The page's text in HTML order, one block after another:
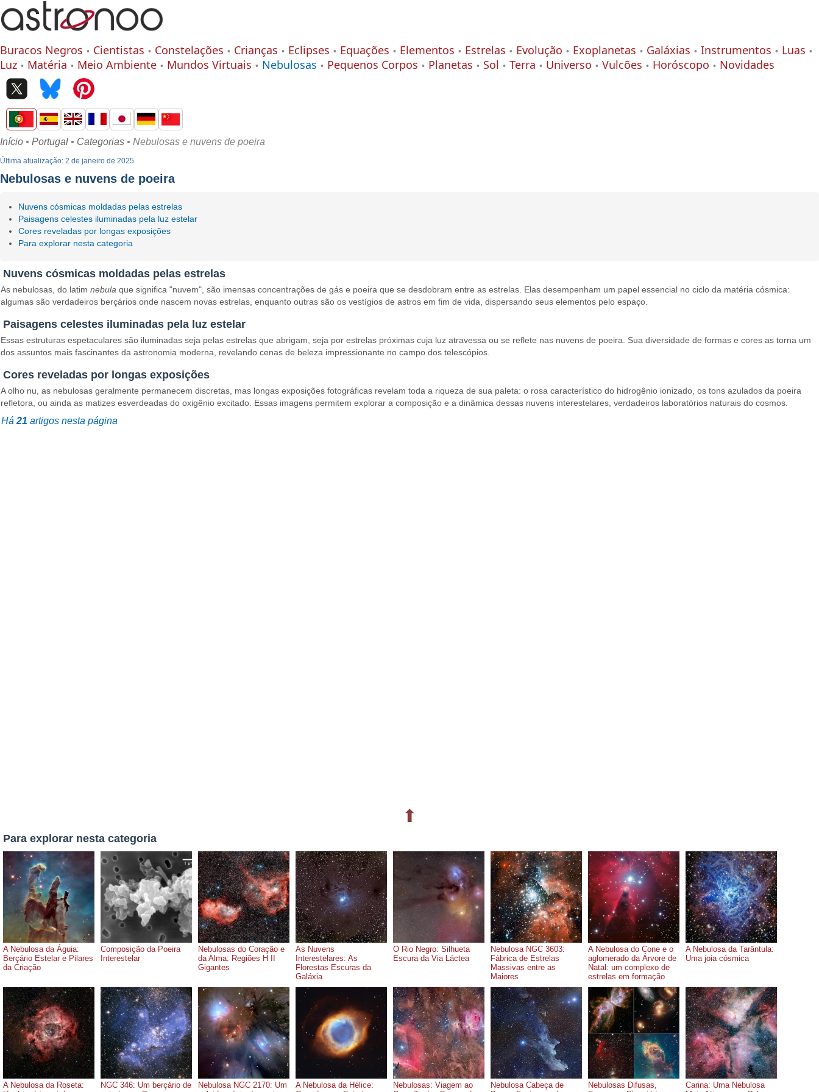
Buracos Negros Cientistas Constelações Crianças Eclipses Equações Elementos Estrelas Evolução Exoplanetas Galáxias Instrumentos
Luas
Luz
Matéria Meio Ambiente Mundos Virtuais Nebulosas Pequenos Corpos Planetas Sol Terra Universo Vulcões Horóscopo Novidades
Início • Portugal • Categorias • Nebulosas e nuvens de poeira
Última atualização: 2 de janeiro de 2025
Nebulosas e nuvens de poeira
Nuvens cósmicas moldadas pelas estrelas
Paisagens celestes iluminadas pela luz estelar
Cores reveladas por longas exposições
Para explorar nesta categoria
Nuvens cósmicas moldadas pelas estrelas
As nebulosas, do latimnebula que significa "nuvem", são imensas concentrações de gás e poeira que se desdobram entre as estrelas. Elas desempenham um papel essencial no ciclo da matéria cósmica:
algumas são verdadeiros berçários onde nascem novas estrelas, enquanto outras são os vestígios de astros em fim de vida, dispersando seus elementos pelo espaço.
Paisagens celestes iluminadas pela luz estelar
Essas estruturas espetaculares são iluminadas seja pelas estrelas que abrigam, seja por estrelas próximas cuja luz atravessa ou se reflete nas nuvens de poeira. Sua diversidade de formas e cores as torna um
dos assuntos mais fascinantes da astronomia moderna, revelando cenas de beleza impressionante no campo dos telescópios.
Cores reveladas por longas exposições
A olho nu, as nebulosas geralmente permanecem discretas, mas longas exposições fotográficas revelam toda a riqueza de sua paleta: o rosa característico do hidrogênio ionizado, os tons azulados da poeira
refletora, ou ainda as matizes esverdeadas do oxigênio excitado. Essas imagens permitem explorar a composição e a dinâmica dessas nuvens interestelares, verdadeiros laboratórios naturais do cosmos.
Há 21 artigos nesta página
⬆
Para explorar nesta categoria
A Nebulosa da Águia:
Berçário Estelar e Pilares
da Criação
Composição da Poeira
Interestelar
Nebulosas do Coração e
da Alma: Regiões H II
Gigantes
As Nuvens
Interestelares: As
Florestas Escuras da
Galáxia
O Rio Negro: Silhueta
Escura da Via Láctea
Nebulosa NGC 3603:
Fábrica de Estrelas
Massivas entre as
Maiores
A Nebulosa do Cone e o
aglomerado da Árvore de
Natal: um complexo de
estrelas em formação
A Nebulosa da Tarântula:
Uma joia cósmica
A Nebulosa da Roseta:
NGC 346: Um berçário de
Nebulosa NGC 2170: Um
A Nebulosa da Hélice:
Nebulosas: Viagem ao
Nebulosa Cabeça de
Nebulosas Difusas,
Carina: Uma Nebulosa